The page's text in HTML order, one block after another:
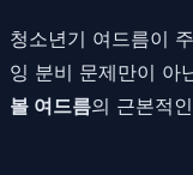
청소년기 여드름이
잉 분비 문제만이 아
볼 여드름의 근본적